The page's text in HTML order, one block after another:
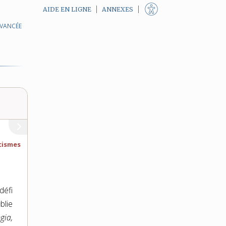
AIDE EN LIGNE ANNEXES